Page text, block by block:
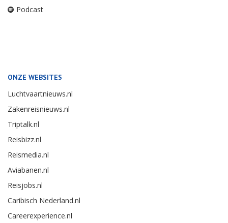
Podcast
ONZE WEBSITES
Luchtvaartnieuws.nl
Zakenreisnieuws.nl
Triptalk.nl
Reisbizz.nl
Reismedia.nl
Aviabanen.nl
Reisjobs.nl
Caribisch Nederland.nl
Careerexperience.nl